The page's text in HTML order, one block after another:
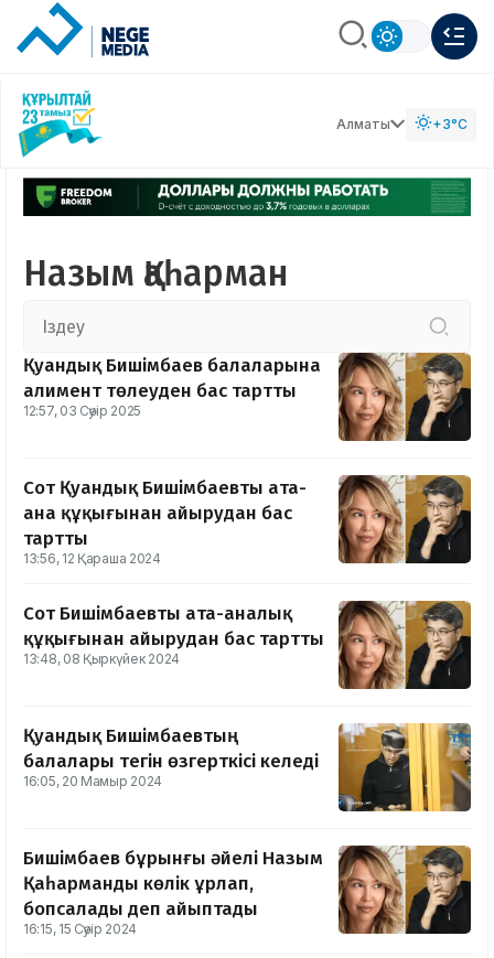
Алматы +3°C
Назым Қаһарман
Қуандық Бишімбаев балаларына
алимент төлеуден бас тартты
12:57, 03 Сәуір 2025
Сот Қуандық Бишімбаевты ата-
ана құқығынан айырудан бас
тартты
13:56, 12 Қараша 2024
Сот Бишімбаевты ата-аналық
құқығынан айырудан бас тартты
13:48, 08 Қыркүйек 2024
Қуандық Бишімбаевтың
балалары тегін өзгерткісі келеді
16:05, 20 Мамыр 2024
Бишімбаев бұрынғы әйелі Назым
Қаһарманды көлік ұрлап,
бопсалады деп айыптады
16:15, 15 Сәуір 2024